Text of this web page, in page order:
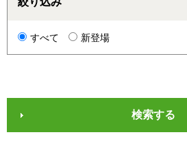
すべて 新登場